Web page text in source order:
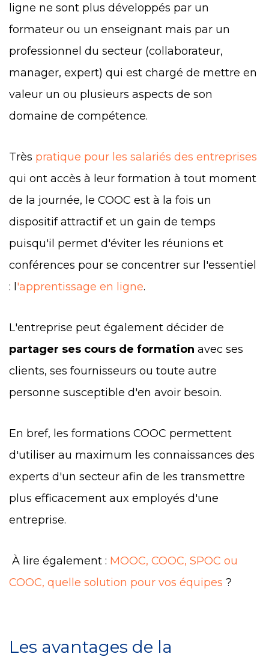
ligne ne sont plus développés par un
formateur ou un enseignant mais par un
professionnel du secteur (collaborateur,
manager, expert) qui est chargé de mettre en
valeur un ou plusieurs aspects de son
domaine de compétence.
Très pratique pour les salariés des entreprises
qui ont accès à leur formation à tout moment
de la journée, le COOC est à la fois un
dispositif attractif et un gain de temps
puisqu'il permet d'éviter les réunions et
conférences pour se concentrer sur l'essentiel
: l'apprentissage en ligne.
L'entreprise peut également décider de
partager ses cours de formation avec ses
clients, ses fournisseurs ou toute autre
personne susceptible d'en avoir besoin.
En bref, les formations COOC permettent
d'utiliser au maximum les connaissances des
experts d'un secteur afin de les transmettre
plus efficacement aux employés d'une
entreprise.
À lire également : MOOC, COOC, SPOC ou
COOC, quelle solution pour vos équipes ?
Les avantages de la